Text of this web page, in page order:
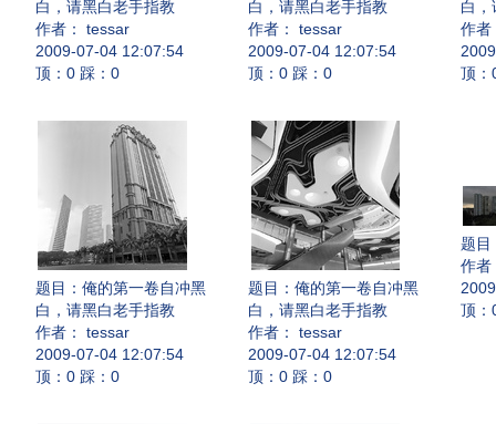
白，请黑白老手指教
作者： tessar
2009-07-04 12:07:54
顶：0 踩：0
白，请黑白老手指教
作者： tessar
2009-07-04 12:07:54
顶：0 踩：0
白，
作者
顶：
题目： 俺的第一卷自冲黑
白，请黑白老手指教
作者： tessar
2009-07-04 12:07:54
顶：0 踩：0
题目： 俺的第一卷自冲黑
白，请黑白老手指教
作者： tessar
2009-07-04 12:07:54
顶：0 踩：0
题目
作者
顶：